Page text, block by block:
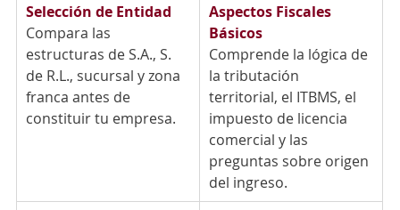
Selección de Entidad
Compara las
estructuras de S.A., S.
de R.L., sucursal y zona
franca antes de
constituir tu empresa.
Aspectos Fiscales
Básicos
Comprende la lógica de
la tributación
territorial, el ITBMS, el
impuesto de licencia
comercial y las
preguntas sobre origen
del ingreso.